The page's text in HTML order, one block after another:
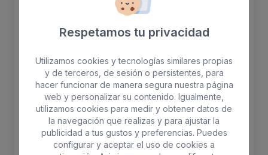
Apartamento Premium Océano
Frontal
Respetamos tu privacidad
Utilizamos cookies y tecnologías similares propias
y de terceros, de sesión o persistentes, para
hacer funcionar de manera segura nuestra página
web y personalizar su contenido. Igualmente,
utilizamos cookies para medir y obtener datos de
la navegación que realizas y para ajustar la
publicidad a tus gustos y preferencias. Puedes
configurar y aceptar el uso de cookies a